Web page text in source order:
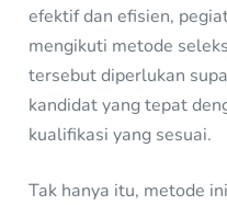
efektif dan efisien,
mengikuti metode
tersebut diperlukan
kandidat yang tepat
kualifikasi yang sesuai.
Tak hanya itu, metode